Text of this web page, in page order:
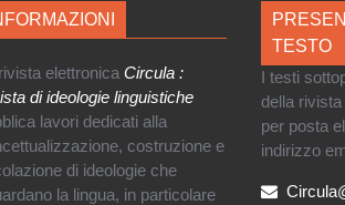
elettronica Circula :
di ideologie linguistiche
lavori dedicati alla
costruzione e
di ideologie che
la lingua, in particolare
TESTO
I testi
della
per posta
indirizzo